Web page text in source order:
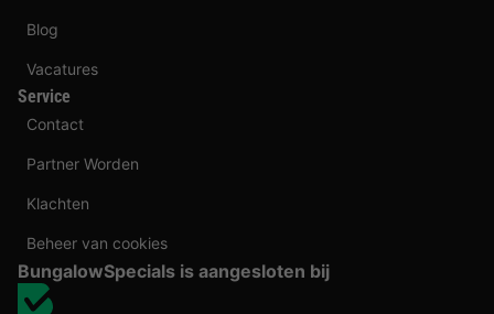
Blog
Vacatures
Service
Contact
Partner Worden
Klachten
Beheer van cookies
BungalowSpecials is aangesloten bij